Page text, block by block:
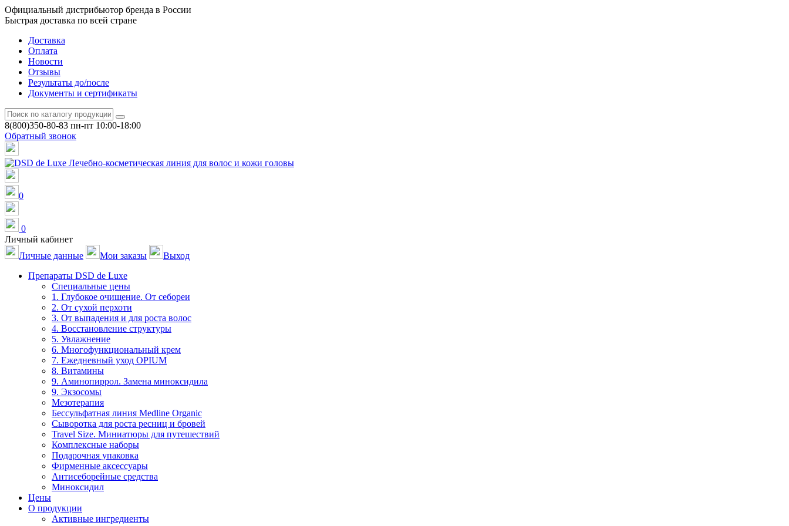
Официальный дистрибьютор бренда в России
Быстрая доставка по всей стране
Доставка
Оплата
Новости
Отзывы
Результаты до/после
Документы и сертификаты
8(800)350-80-83 пн-пт 10:00-18:00
Обратный звонок
0
0
Личный кабинет
Личные данные
Мои заказы
Выход
Препараты DSD de Luxe
Специальные цены
1. Глубокое очищение. От себореи
2. От сухой перхоти
3. От выпадения и для роста волос
4. Восстановление структуры
5. Увлажнение
6. Многофункциональный крем
7. Ежедневный уход OPIUM
8. Витамины
9. Аминопиррол. Замена миноксидила
9. Экзосомы
Мезотерапия
Бессульфатная линия Medline Organic
Сыворотка для роста ресниц и бровей
Travel Size. Миниатюры для путешествий
Комплексные наборы
Подарочная упаковка
Фирменные аксессуары
Антисеборейные средства
Миноксидил
Цены
О продукции
Активные ингредиенты